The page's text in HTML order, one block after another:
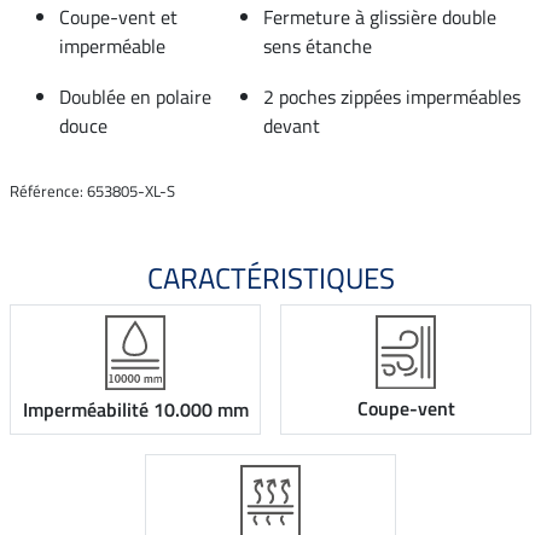
Coupe-vent et
imperméable
Fermeture à glissière double
sens étanche
Doublée en polaire
douce
2 poches zippées imperméables
devant
Référence: 653805-XL-S
CARACTÉRISTIQUES
Imperméabilité 10.000 mm Coupe-vent